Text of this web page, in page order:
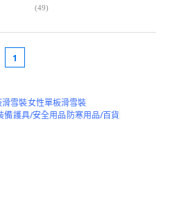
(49)
1
滑雪裝女性單板滑雪裝
備護具/安全用品 防寒用品/百貨